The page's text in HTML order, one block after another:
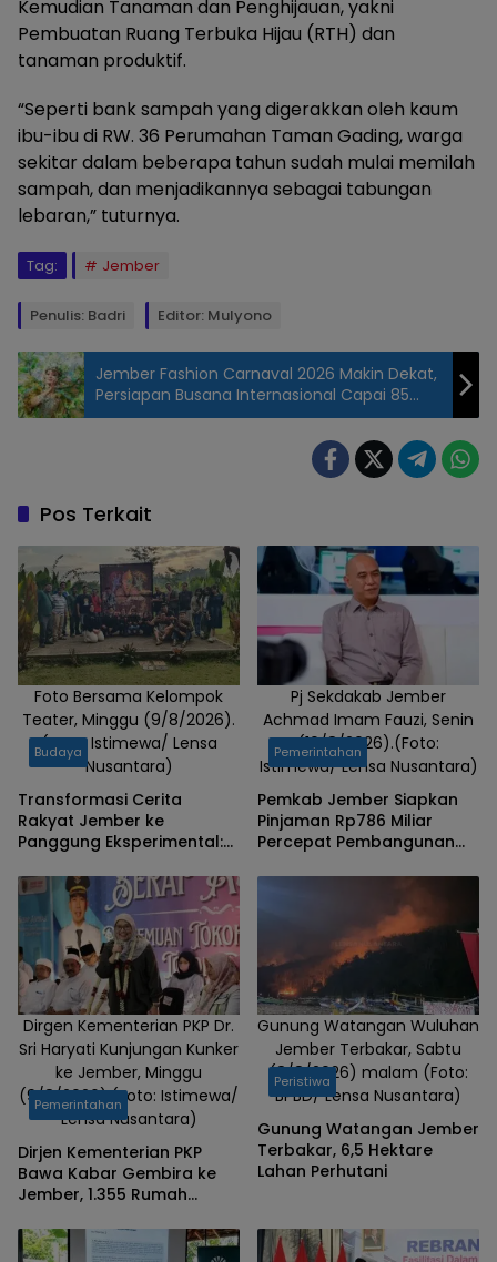
Kemudian Tanaman dan Penghijauan, yakni
Pembuatan Ruang Terbuka Hijau (RTH) dan
tanaman produktif.
“Seperti bank sampah yang digerakkan oleh kaum
ibu-ibu di RW. 36 Perumahan Taman Gading, warga
sekitar dalam beberapa tahun sudah mulai memilah
sampah, dan menjadikannya sebagai tabungan
lebaran,” tuturnya.
Tag: Jember
Penulis: Badri Editor: Mulyono
Kamis
(Foto: Badri/
Lensa
Nusantara)
Jember Fashion Carnaval 2026 Makin Dekat,
Persiapan Busana Internasional Capai 85
Persen
Pos Terkait
Foto Bersama Kelompok
Teater, Minggu (9/8/2026).
(Foto: Istimewa/ Lensa
Nusantara)
Budaya
Transformasi Cerita
Rakyat Jember ke
Panggung Eksperimental:
Ekologi
Pj Sekdakab Jember
Achmad Imam Fauzi, Senin
(10/8/2026).(Foto:
Istimewa/ Lensa Nusantara)
Pemerintahan
Pemkab Jember Siapkan
Pinjaman Rp786 Miliar
Percepat Pembangunan
Sakit
Dirgen Kementerian PKP Dr.
Sri Haryati Kunjungan Kunker
ke Jember, Minggu
(9/8/2026).(Foto: Istimewa/
Lensa Nusantara)
Pemerintahan
Dirjen Kementerian PKP
Bawa Kabar Gembira ke
Jember, 1.355 Rumah
Gunung Watangan Wuluhan
Jember Terbakar, Sabtu
(8/8/2026) malam (Foto:
BPBD/ Lensa Nusantara)
Peristiwa
Gunung Watangan Jember
Terbakar, 6,5 Hektare
Lahan Perhutani